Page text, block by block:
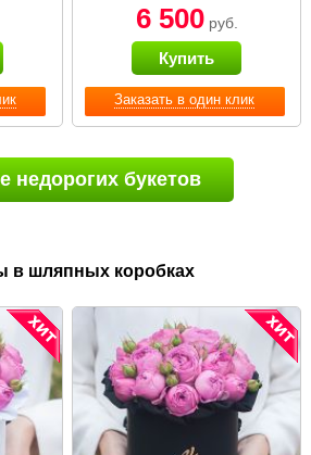
Заказать в один клик
6 500руб.
Купить
недорогих букетов
в шляпных коробках